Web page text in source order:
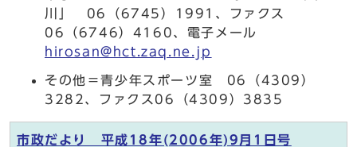
川」 06（6745）1991、ファクス
06（6746）4160、電子メール
hirosan@hct.zaq.ne.jp
その他＝青少年スポーツ室 06（4309）
3282、ファクス06（4309）3835
市政だより 平成18年(2006年)9月1日号